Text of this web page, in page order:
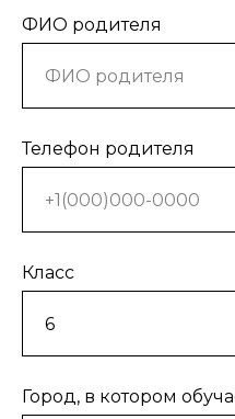
ФИО родителя
Телефон родителя
Класс
Город, в котором